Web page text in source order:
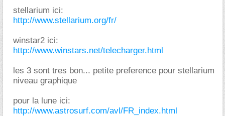
stellarium ici:
http://www.stellarium.org/fr/
winstar2 ici:
http://www.winstars.net/telecharger.html
les 3 sont tres bon... petite preference pour stellarium
niveau graphique
pour la lune ici:
http://www.astrosurf.com/avl/FR_index.html